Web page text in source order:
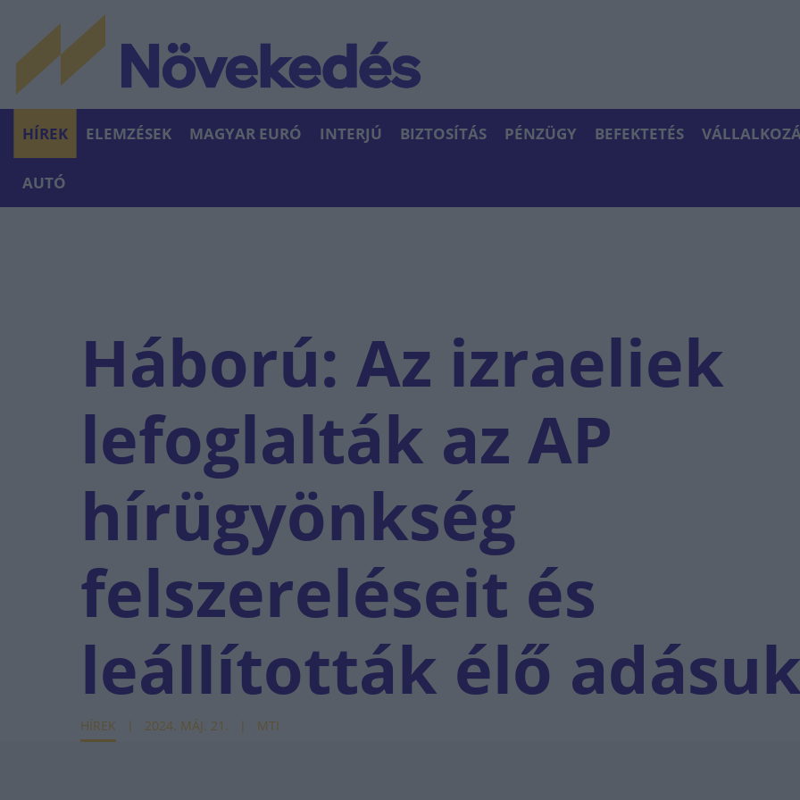
HÍREK ELEMZÉSEK MAGYAR EURÓ INTERJÚ BIZTOSÍTÁS PÉNZÜGY BEFEKTETÉS
AUTÓ
Háború: Az izraeliek
lefoglalták az AP
hírügyönkség
felszereléseit és
leállították élő
HÍREK 2024. MÁJ. 21. MTI